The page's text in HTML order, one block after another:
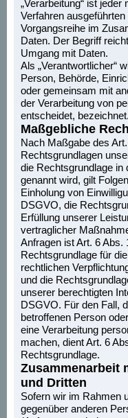
„Verarbeitung“ ist
Verfahren
Vorgangsreihe im
Daten. Der Begriff
Umgang mit Daten.
Als „Verantwortlicher“
Person, Behörde,
oder gemeinsam mit
der Verarbeitung von
entscheidet, bezeichnet.
Maßgebliche
Nach Maßgabe des
Rechtsgrundlagen
die Rechtsgrundlage
genannt wird, gilt
Einholung von
DSGVO, die
Erfüllung unserer
vertraglicher
Anfragen ist Art. 6 Abs.
Rechtsgrundlage für
rechtlichen
und die
unserer berechtigten
DSGVO. Für den Fall,
betroffenen Person
eine Verarbeitung
machen, dient Art. 6
Rechtsgrundlage.
Zusammenarbeit
und Dritten
Sofern wir im Rahmen
gegenüber anderen